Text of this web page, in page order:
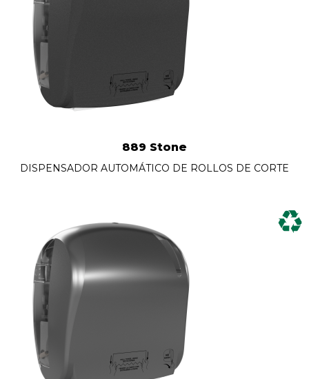
889 Stone
DISPENSADOR AUTOMÁTICO DE ROLLOS DE CORTE